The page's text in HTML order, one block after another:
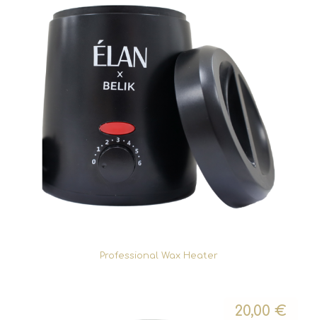
Professional Wax Heater
20,00 €